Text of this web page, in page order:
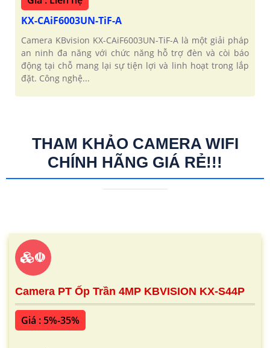
KX-CAiF6003UN-TiF-A
Camera KBvision KX-CAiF6003UN-TiF-A là một giải pháp
an ninh đa năng với chức năng hỗ trợ đèn và còi báo
động tại chỗ mang lại sự tiện lợi và linh hoạt trong lắp
đặt. Công nghệ...
THAM KHẢO CAMERA WIFI
CHÍNH HÃNG GIÁ RẺ!!!
☫
Camera PT Ốp Trần 4MP KBVISION KX-S44P
Giá : 5%-35%